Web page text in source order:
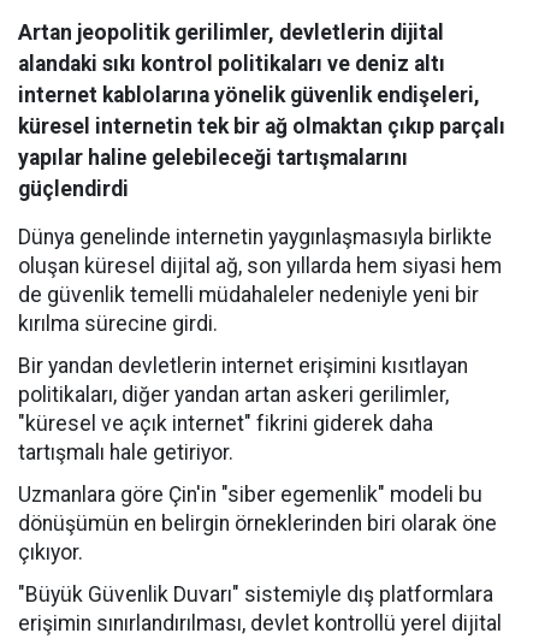
Artan jeopolitik gerilimler, devletlerin dijital
alandaki sıkı kontrol politikaları ve deniz altı
internet kablolarına yönelik güvenlik endişeleri,
küresel internetin tek bir ağ olmaktan çıkıp parçalı
yapılar haline gelebileceği tartışmalarını
güçlendirdi
Dünya genelinde internetin yaygınlaşmasıyla birlikte
oluşan küresel dijital ağ, son yıllarda hem siyasi hem
de güvenlik temelli müdahaleler nedeniyle yeni bir
kırılma sürecine girdi.
Bir yandan devletlerin internet erişimini kısıtlayan
politikaları, diğer yandan artan askeri gerilimler,
"küresel ve açık internet" fikrini giderek daha
tartışmalı hale getiriyor.
Uzmanlara göre Çin'in "siber egemenlik" modeli bu
dönüşümün en belirgin örneklerinden biri olarak öne
çıkıyor.
"Büyük Güvenlik Duvarı" sistemiyle dış platformlara
erişimin sınırlandırılması, devlet kontrollü yerel dijital